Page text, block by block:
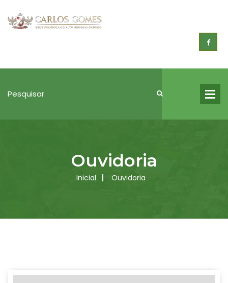
Ouvidoria
Inicial Ouvidoria